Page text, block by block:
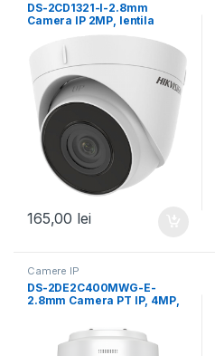
DS-2CD1321-I-2.8mm
Camera IP 2MP, lentila
2.8mm, IR 30m, EXIR 2.0,
PoE, IP67 – HIKVISION
165,00 lei
Camere IP
DS-2DE2C400MWG-E-
2.8mm Camera PT IP, 4MP,
30m, Audio – HIKVISION